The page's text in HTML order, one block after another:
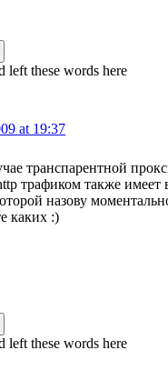
left these words here
at 19:37
транспарентной
трафиком также имеет
назову
каких :)
left these words here